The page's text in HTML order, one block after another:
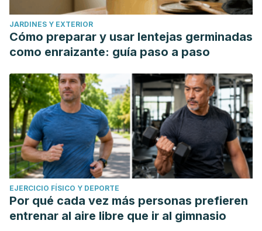
JARDINES Y EXTERIOR
Cómo preparar y usar lentejas germinadas
como enraizante: guía paso a paso
EJERCICIO FÍSICO Y DEPORTE
Por qué cada vez más personas prefieren
entrenar al aire libre que ir al gimnasio